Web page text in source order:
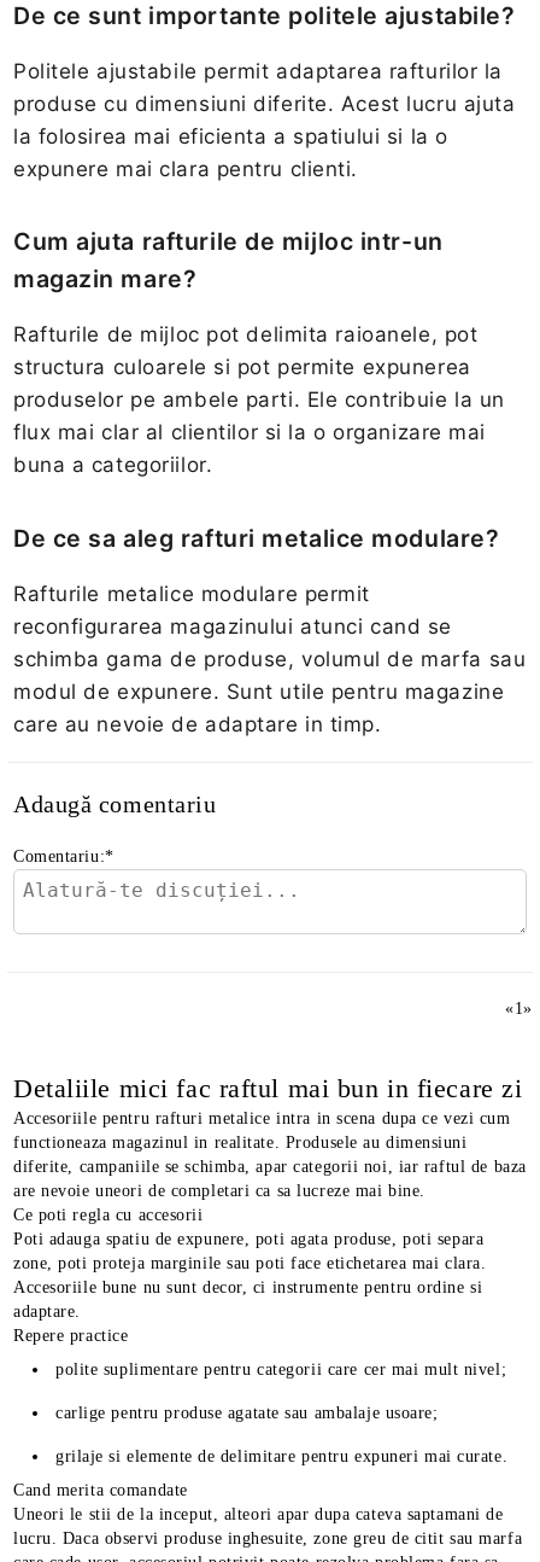
De ce sunt importante politele ajustabile?
Politele ajustabile permit adaptarea rafturilor la
produse cu dimensiuni diferite. Acest lucru ajuta
la folosirea mai eficienta a spatiului si la o
expunere mai clara pentru clienti.
Cum ajuta rafturile de mijloc intr-un
magazin mare?
Rafturile de mijloc pot delimita raioanele, pot
structura culoarele si pot permite expunerea
produselor pe ambele parti. Ele contribuie la un
flux mai clar al clientilor si la o organizare mai
buna a categoriilor.
De ce sa aleg rafturi metalice modulare?
Rafturile metalice modulare permit
reconfigurarea magazinului atunci cand se
schimba gama de produse, volumul de marfa sau
modul de expunere. Sunt utile pentru magazine
care au nevoie de adaptare in timp.
Adaugă comentariu
Comentariu:*
«1»
Detaliile mici fac raftul mai bun in fiecare zi
Accesoriile pentru rafturi metalice intra in scena dupa ce vezi cum
functioneaza magazinul in realitate. Produsele au dimensiuni
diferite, campaniile se schimba, apar categorii noi, iar raftul de baza
are nevoie uneori de completari ca sa lucreze mai bine.
Ce poti regla cu accesorii
Poti adauga spatiu de expunere, poti agata produse, poti separa
zone, poti proteja marginile sau poti face etichetarea mai clara.
Accesoriile bune nu sunt decor, ci instrumente pentru ordine si
adaptare.
Repere practice
polite suplimentare pentru categorii care cer mai mult nivel;
carlige pentru produse agatate sau ambalaje usoare;
grilaje si elemente de delimitare pentru expuneri mai curate.
Cand merita comandate
Uneori le stii de la inceput, alteori apar dupa cateva saptamani de
lucru. Daca observi produse inghesuite, zone greu de citit sau marfa